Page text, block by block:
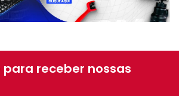
receber nossas